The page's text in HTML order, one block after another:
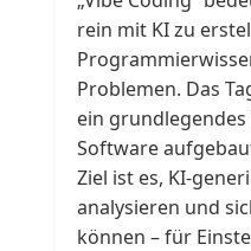
rein mit KI zu
Problemen. Das
ein
Software
Ziel ist es, KI-
analysieren und
können – für